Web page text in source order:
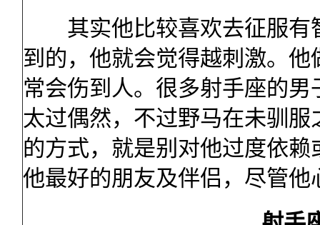
其实他比较喜欢去征服有
到的，他就会觉得越刺激。
常会伤到人。很多射手座的
太过偶然，不过野马在未驯
的方式，就是别对他过度依
他最好的朋友及伴侣，尽管